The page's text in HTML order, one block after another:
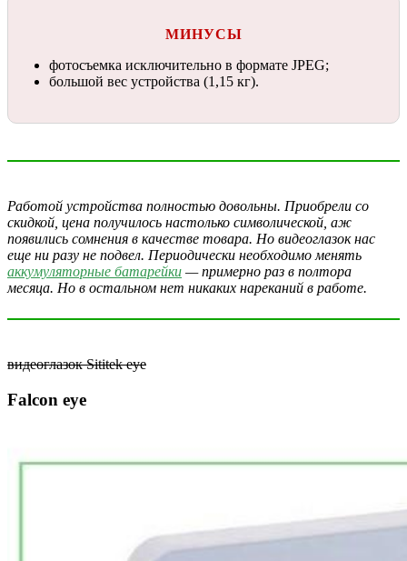
МИНУСЫ
фотосъемка исключительно в формате JPEG;
большой вес устройства (1,15 кг).
Работой устройства полностью довольны. Приобрели со
скидкой, цена получилось настолько символической, аж
появились сомнения в качестве товара. Но видеоглазок нас
еще ни разу не подвел. Периодически необходимо менять
аккумуляторные батарейки — примерно раз в полтора
месяца. Но в остальном нет никаких нареканий в работе.
видеоглазок Sititek eye
Falcon eye